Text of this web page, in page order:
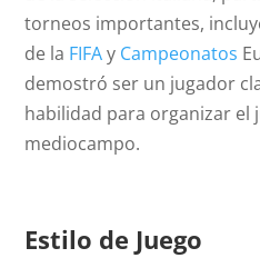
torneos importantes,
de la FIFAy Campeonatos
demostró ser un jugador
habilidad para organizar el
mediocampo.
Estilo de Juego